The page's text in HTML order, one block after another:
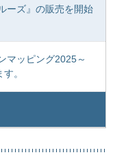
ーズ』の販売を開始
マッピング2025～
。